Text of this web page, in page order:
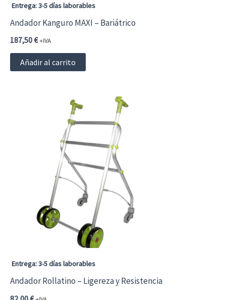
de
Entrega: 3-5 días laborables
Andador Kanguro MAXI – Bariátrico
187,50€ +IVA
Añadir al carrito
Entrega: 3-5 días laborables
Andador Rollatino – Ligereza y Resistencia